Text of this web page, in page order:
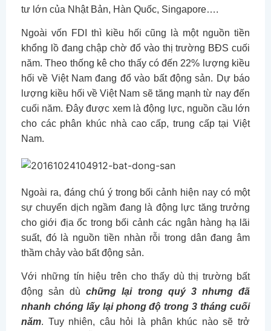
tư lớn của Nhật Bản, Hàn Quốc, Singapore….
Ngoài vốn FDI thì kiều hối cũng là một nguồn tiền
khổng lồ đang chập chờ đổ vào thị trường BĐS cuối
năm. Theo thống kê cho thấy có đến 22% lượng kiều
hối về Việt Nam đang đổ vào bất động sản. Dự báo
lượng kiều hối về Việt Nam sẽ tăng mạnh từ nay đến
cuối năm. Đây được xem là động lực, nguồn cầu lớn
cho các phân khúc nhà cao cấp, trung cấp tại Việt
Nam.
Ngoài ra, đáng chú ý trong bối cảnh hiện nay có một
sự chuyển dịch ngầm đang là động lực tăng trưởng
cho giới địa ốc trong bối cảnh các ngân hàng hạ lãi
suất, đó là nguồn tiền nhàn rỗi trong dân đang âm
thầm chảy vào bất động sản.
Với những tín hiệu trên cho thấy dù thị trường bất
động sản dùchững lại trong quý 3 nhưng đã
nhanh chóng lấy lại phong độ trong 3 tháng cuối
năm. Tuy nhiên, câu hỏi là phân khúc nào sẽ trở